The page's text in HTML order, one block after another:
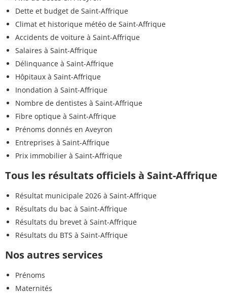
Dette et budget de Saint-Affrique
Climat et historique météo de Saint-Affrique
Accidents de voiture à Saint-Affrique
Salaires à Saint-Affrique
Délinquance à Saint-Affrique
Hôpitaux à Saint-Affrique
Inondation à Saint-Affrique
Nombre de dentistes à Saint-Affrique
Fibre optique à Saint-Affrique
Prénoms donnés en Aveyron
Entreprises à Saint-Affrique
Prix immobilier à Saint-Affrique
Tous les résultats officiels à Saint-Affrique
Résultat municipale 2026 à Saint-Affrique
Résultats du bac à Saint-Affrique
Résultats du brevet à Saint-Affrique
Résultats du BTS à Saint-Affrique
Nos autres services
Prénoms
Maternités